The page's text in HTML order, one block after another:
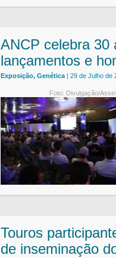
ANCP celebra 30
lançamentos e
Exposição, Genética | 29 de Julho de
Foto: Divulgação/
Touros
de inseminação